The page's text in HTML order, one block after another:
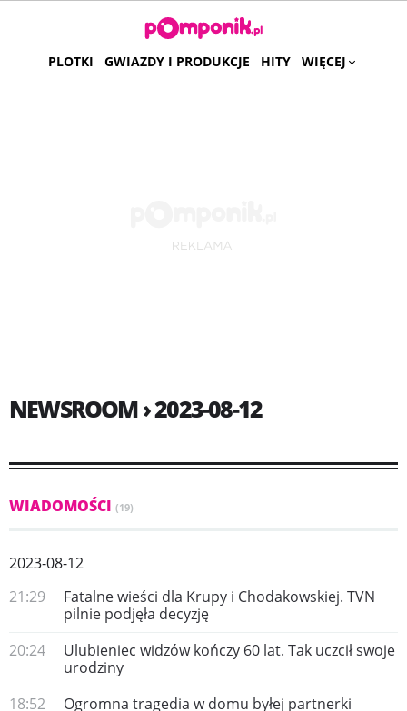
PLOTKI GWIAZDY I PRODUKCJE HITY WIĘCEJ
NEWSROOM › 2023-08-12
WIADOMOŚCI (19)
2023-08-12
21:29
Fatalne wieści dla Krupy i Chodakowskiej. TVN
pilnie podjęła decyzję
20:24
Ulubieniec widzów kończy 60 lat. Tak uczcił swoje
urodziny
18:52
Ogromna tragedia w domu byłej partnerki